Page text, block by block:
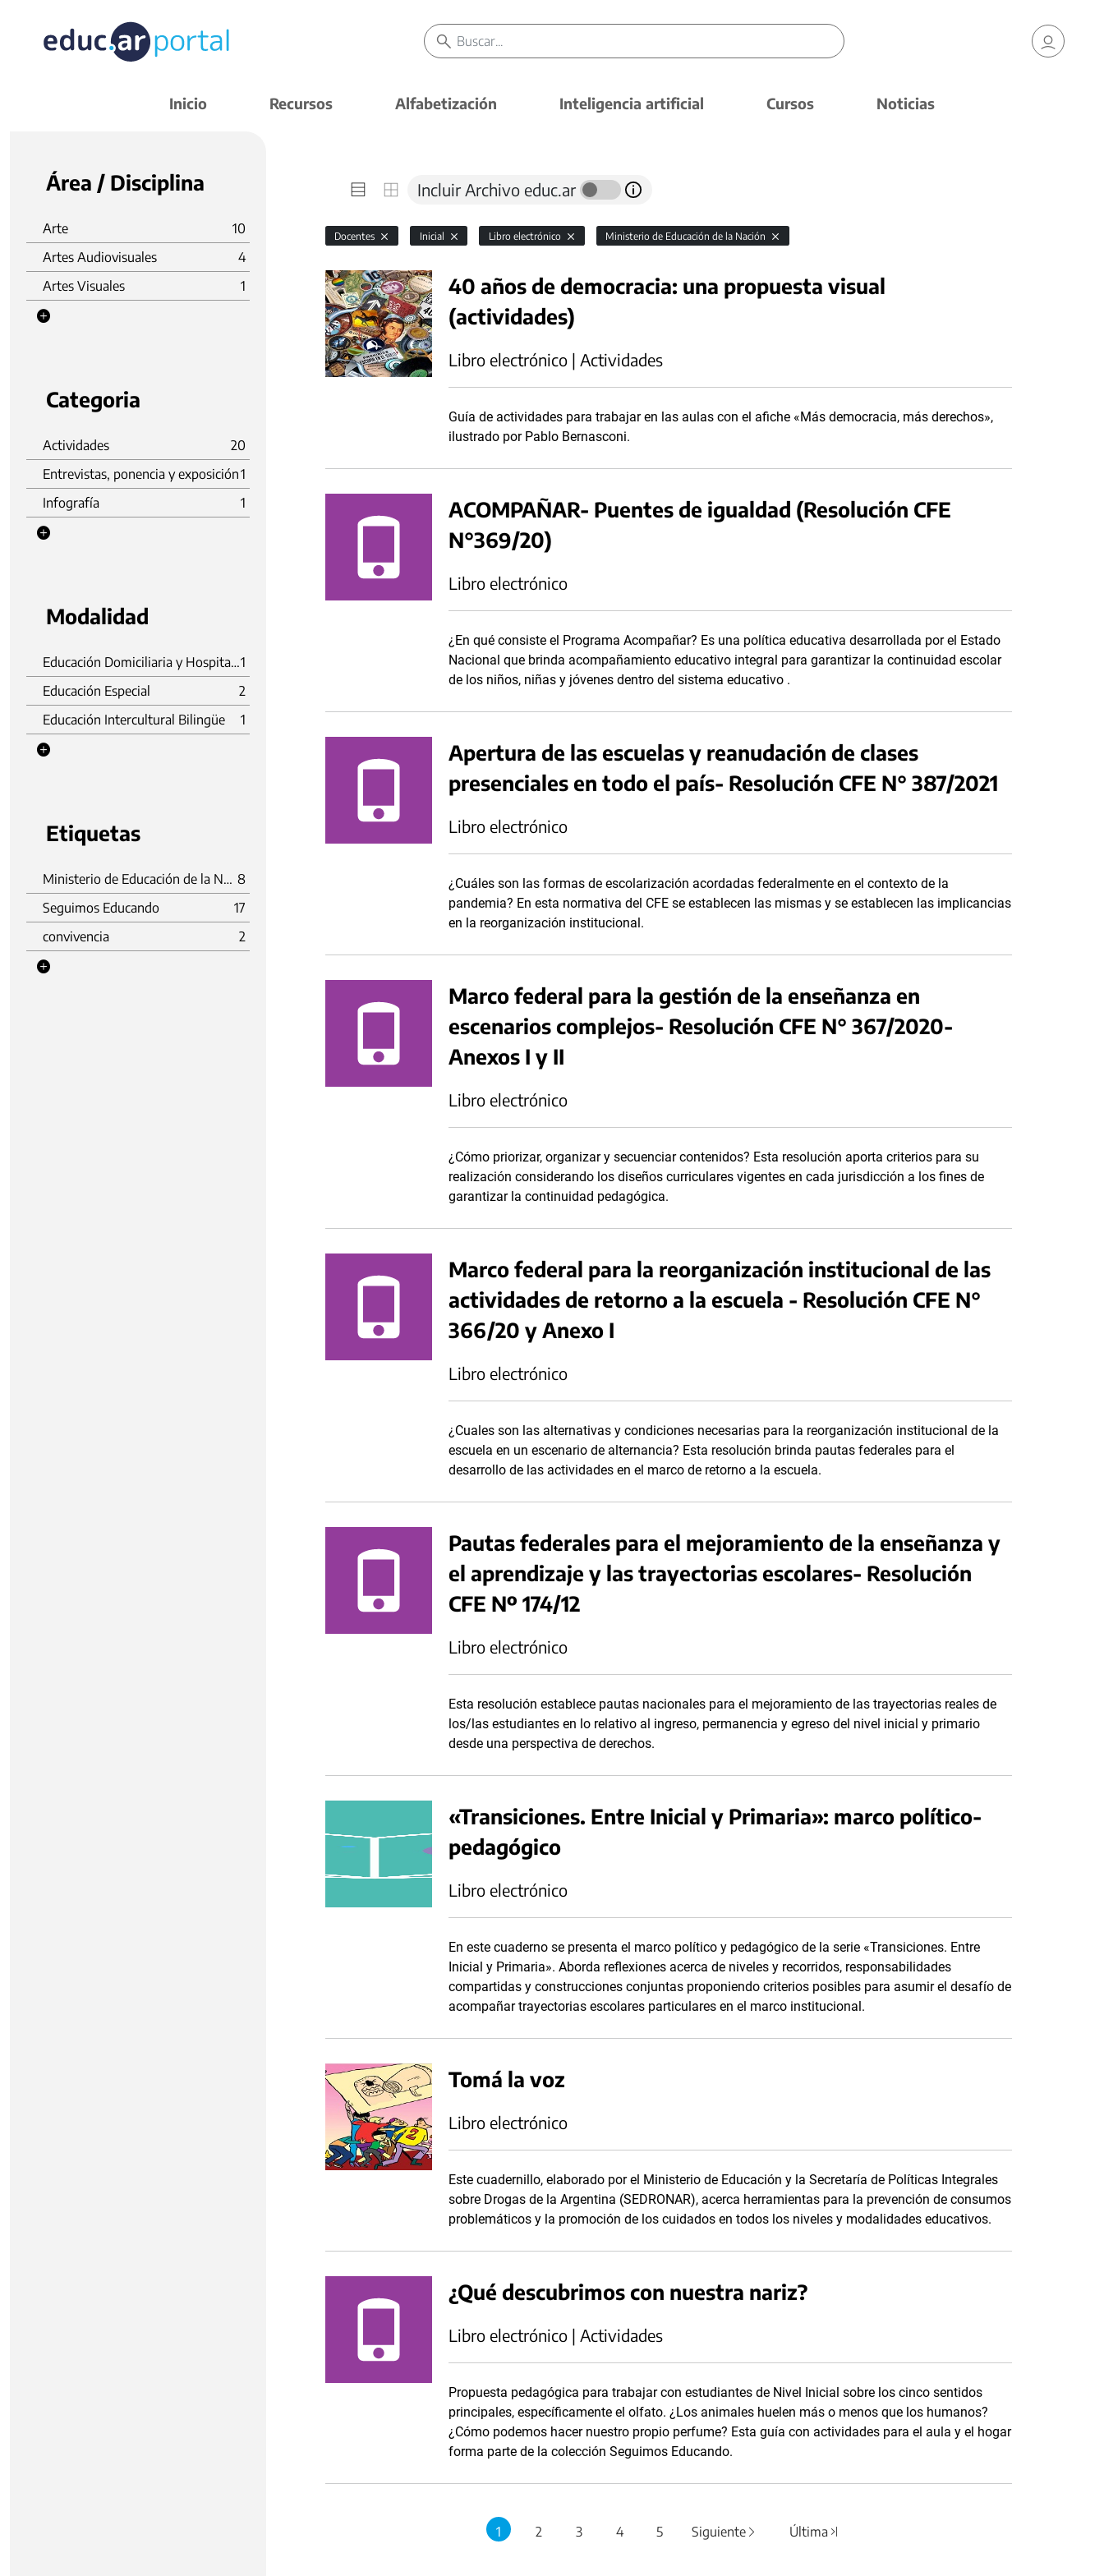
Inicio Recursos Alfabetización Inteligencia artificial Cursos Noticias
Área / Disciplina
Arte
10
Artes Audiovisuales
4
Artes Visuales
1
Categoria
Actividades
20
Entrevistas, ponencia y exposición1
Infografía
1
Modalidad
Educación Domiciliaria y Hospitalaria1
Educación Especial
2
Educación Intercultural Bilingüe
1
Etiquetas
Ministerio de Educación de la Nación 8
Seguimos Educando
17
convivencia
2
Incluir Archivo educ.ar
Docentes Inicial Libro electrónico Ministerio de Educación de la Nación
40 años de democracia: una propuesta visual
(actividades)
Libro electrónico | Actividades
Guía de actividades para trabajar en las aulas con el afiche «Más democracia, más derechos»,
ilustrado por Pablo Bernasconi.
ACOMPAÑAR- Puentes de igualdad (Resolución CFE
N°369/20)
Libro electrónico
¿En qué consiste el Programa Acompañar? Es una política educativa desarrollada por el Estado
Nacional que brinda acompañamiento educativo integral para garantizar la continuidad escolar
de los niños, niñas y jóvenes dentro del sistema educativo .
Apertura de las escuelas y reanudación de clases
presenciales en todo el país- Resolución CFE N° 387/2021
Libro electrónico
¿Cuáles son las formas de escolarización acordadas federalmente en el contexto de la
pandemia? En esta normativa del CFE se establecen las mismas y se establecen las implicancias
en la reorganización institucional.
Marco federal para la gestión de la enseñanza en
escenarios complejos- Resolución CFE N° 367/2020-
Anexos I y II
Libro electrónico
¿Cómo priorizar, organizar y secuenciar contenidos? Esta resolución aporta criterios para su
realización considerando los diseños curriculares vigentes en cada jurisdicción a los fines de
garantizar la continuidad pedagógica.
Marco federal para la reorganización institucional de las
actividades de retorno a la escuela - Resolución CFE N°
366/20 y Anexo I
Libro electrónico
¿Cuales son las alternativas y condiciones necesarias para la reorganización institucional de la
escuela en un escenario de alternancia? Esta resolución brinda pautas federales para el
desarrollo de las actividades en el marco de retorno a la escuela.
Pautas federales para el mejoramiento de la enseñanza y
el aprendizaje y las trayectorias escolares- Resolución
CFE Nº 174/12
Libro electrónico
Esta resolución establece pautas nacionales para el mejoramiento de las trayectorias reales de
los/las estudiantes en lo relativo al ingreso, permanencia y egreso del nivel inicial y primario
desde una perspectiva de derechos.
«Transiciones. Entre Inicial y Primaria»: marco político-
pedagógico
Libro electrónico
En este cuaderno se presenta el marco político y pedagógico de la serie «Transiciones. Entre
Inicial y Primaria». Aborda reflexiones acerca de niveles y recorridos, responsabilidades
compartidas y construcciones conjuntas proponiendo criterios posibles para asumir el desafío de
acompañar trayectorias escolares particulares en el marco institucional.
Tomá la voz
Libro electrónico
Este cuadernillo, elaborado por el Ministerio de Educación y la Secretaría de Políticas Integrales
sobre Drogas de la Argentina (SEDRONAR), acerca herramientas para la prevención de consumos
problemáticos y la promoción de los cuidados en todos los niveles y modalidades educativos.
¿Qué descubrimos con nuestra nariz?
Libro electrónico | Actividades
Propuesta pedagógica para trabajar con estudiantes de Nivel Inicial sobre los cinco sentidos
principales, específicamente el olfato. ¿Los animales huelen más o menos que los humanos?
¿Cómo podemos hacer nuestro propio perfume? Esta guía con actividades para el aula y el hogar
forma parte de la colección Seguimos Educando.
1 2 3 4 5 Siguiente Última